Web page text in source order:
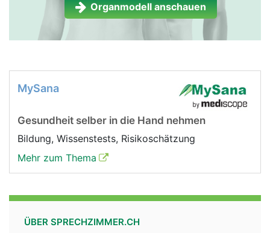
Organmodell anschauen
MySana
Gesundheit selber in die Hand nehmen
Bildung, Wissenstests, Risikoschätzung
Mehr zum Thema
ÜBER SPRECHZIMMER.CH